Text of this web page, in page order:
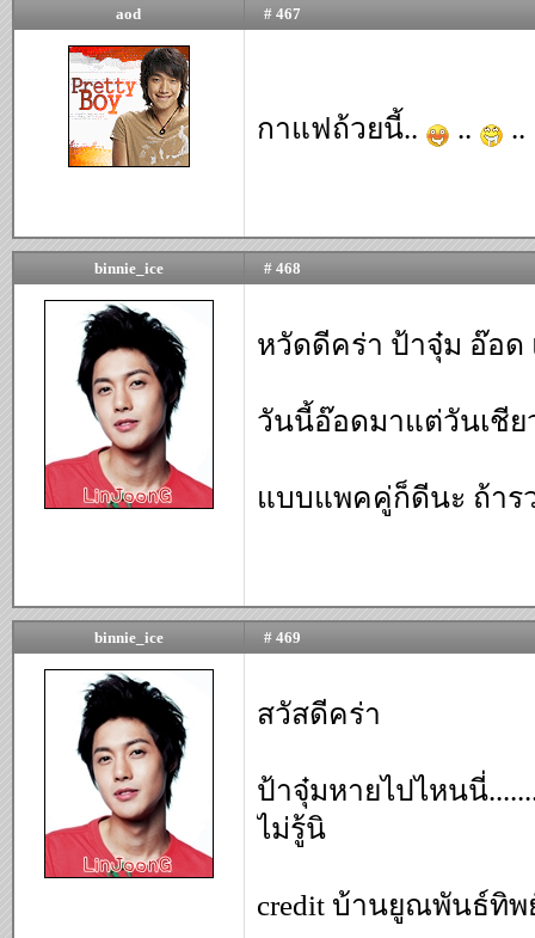
aod # 467
กาแฟถ้วยนี้.. .. ..
binnie_ice # 468
หวัดดีคร่า ป้าจุ๋ม อ๊อด
วันนี้อ๊อดมาแต่วันเชีย
แบบแพคคู่ก็ดีนะ ถ้าร
binnie_ice # 469
สวัสดีคร่า
ป้าจุ๋มหายไปไหนนี่
ไม่รู้นิ
credit บ้านยูณพันธ์ทิ